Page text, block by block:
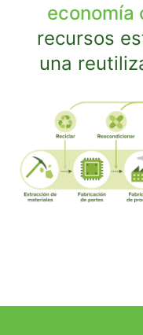
economía
recursos
una